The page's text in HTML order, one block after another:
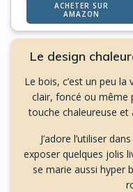
ACHETER SUR
AMAZON
Le design
Le bois, c’est un peu la
clair, foncé ou même
touche chaleureuse et
J’adore l’utiliser
exposer quelques jolis
se marie aussi hyper